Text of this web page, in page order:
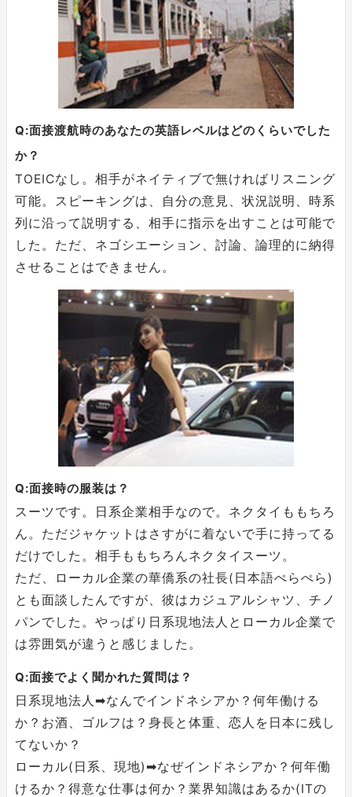
Q:面接渡航時のあなたの英語レベルはどのくらいでした
か？
TOEICなし。相手がネイティブで無ければリスニング
可能。スピーキングは、自分の意見、状況説明、時系
列に沿って説明する、相手に指示を出すことは可能で
した。ただ、ネゴシエーション、討論、論理的に納得
させることはできません。
Q:面接時の服装は？
スーツです。日系企業相手なので。ネクタイももちろ
ん。ただジャケットはさすがに着ないで手に持ってる
だけでした。相手ももちろんネクタイスーツ。
ただ、ローカル企業の華僑系の社長(日本語ぺらぺら)
とも面談したんですが、彼はカジュアルシャツ、チノ
パンでした。やっぱり日系現地法人とローカル企業で
は雰囲気が違うと感じました。
Q:面接でよく聞かれた質問は？
日系現地法人➡なんでインドネシアか？何年働ける
か？お酒、ゴルフは？身長と体重、恋人を日本に残し
てないか？
ローカル(日系、現地)➡なぜインドネシアか？何年働
けるか？得意な仕事は何か？業界知識はあるか(ITの